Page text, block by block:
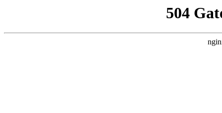
504